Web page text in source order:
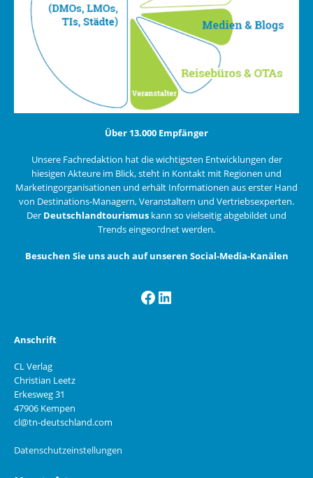
Über 13.000 Empfänger
Unsere Fachredaktion hat die wichtigsten Entwicklungen der
hiesigen Akteure im Blick, steht in Kontakt mit Regionen und
Marketingorganisationen und erhält Informationen aus erster Hand
von Destinations-Managern, Veranstaltern und Vertriebsexperten.
Der Deutschlandtourismus kann so vielseitig abgebildet und
Trends eingeordnet werden.
Besuchen Sie uns auch auf unseren Social-Media-Kanälen
Facebook
LinkedIn
Anschrift
CL Verlag
Christian Leetz
Erkesweg 31
47906 Kempen
cl@tn-deutschland.com
Datenschutzeinstellungen